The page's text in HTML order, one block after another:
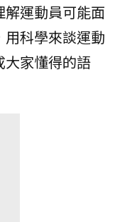
運動員可能面
科學來談運動
大家懂得的語